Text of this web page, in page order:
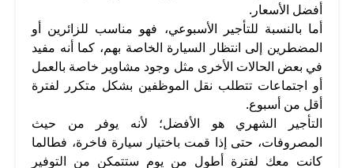
أفضل الأسعار.
أما بالنسبة للتأجير الأسبوعي، فهو مناسب للزائرين أو
المضطرين إلى انتظار السيارة الخاصة بهم، كما أنه مفيد
في بعض الحالات الأخرى مثل وجود مشاوير خاصة بالعمل
أو اجتماعات تتطلب نقل الموظفين بشكل متكرر لفترة
أقل من أسبوع.
التأجير الشهري هو الأفضل؛ لأنه يوفر من حيث
المصروفات، حتى إذا قمت باختيار سيارة فاخرة، فطالما
كانت معك لفترة أطول من يوم ستتمكن من التوفير